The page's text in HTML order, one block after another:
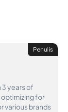
Penulis
3 years of
for
various brands